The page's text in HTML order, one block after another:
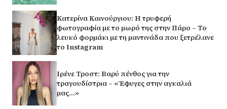
Κατερίνα Καινούργιου: Η τρυφερή
φωτογραφία με το μωρό της στην Πάρο – Το
λευκό φορμάκι με τη μαντινάδα που ξετρέλανε
το Instagram
Ιρένε Τροστ: Βαρύ πένθος για την
τραγουδίστρια – «Έφυγες στην αγκαλιά
μας…»